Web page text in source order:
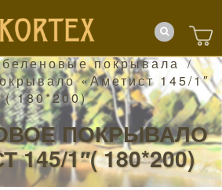
покрывала /
«Аметист 145/1″
( 180*200)
ПОКРЫВАЛО
145/1″( 180*200)